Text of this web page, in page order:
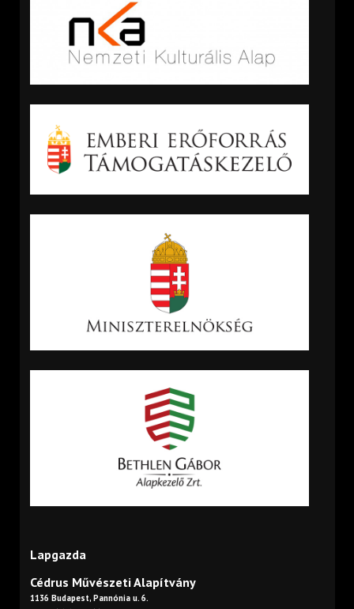
Lapgazda
Cédrus Művészeti Alapítvány
1136 Budapest, Pannónia u. 6.